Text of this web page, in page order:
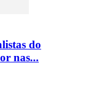
do
nas...